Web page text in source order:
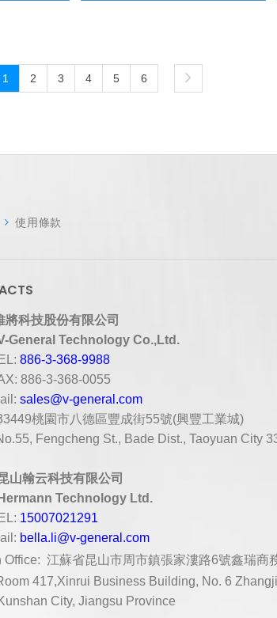
1 2 3 4 5 6
使用條款
技股份有限公司
General Technology Co.,Ltd.
886-3-368-9988
886-3-368-0055
sales@v-general.com
桃園市八德區豐成街55號(興豐工業城)
Fengcheng St., Bade Dist., Taoyuan City
山翰云科技有限公司
Hermann Technology Ltd.
15007021291
bella.li@v-general.com
Office: 江蘇省昆山市周市鎮張家漊路6號鑫瑞商
417,Xinrui Business Building, No. 6
Kunshan City, Jiangsu Province